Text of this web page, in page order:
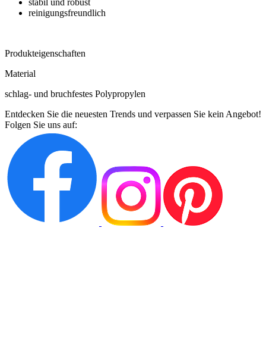
stabil und robust
reinigungsfreundlich
Produkteigenschaften
Material
schlag- und bruchfestes Polypropylen
Entdecken Sie die neuesten Trends und verpassen Sie kein Angebot!
Folgen Sie uns auf: